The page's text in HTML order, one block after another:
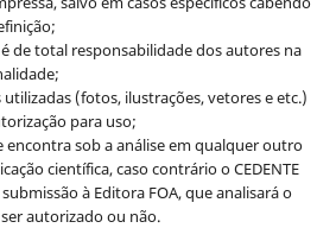
de total responsabilidade dos autores na
utilizadas (fotos, ilustrações, vetores e etc.)
para uso;
encontra sob a análise em qualquer outro
científica, caso contrário o CEDENTE
à Editora FOA, que analisará o
autorizado ou não.